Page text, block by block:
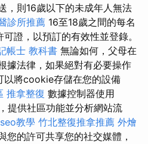
，則16歲以下的未成年人無法
診所推薦 16至18歲之間的每名
證，以預訂的有效性並登錄。
帳士 教科書 無論如何，父母在
據法律，如果絕對有必要操作
以將cookie存儲在您的設備
推拿整復 數據控制器使用
提供社區功能並分析網站流
教學 竹北整復推拿推薦 外燴
您的許可共享您的社交媒體，